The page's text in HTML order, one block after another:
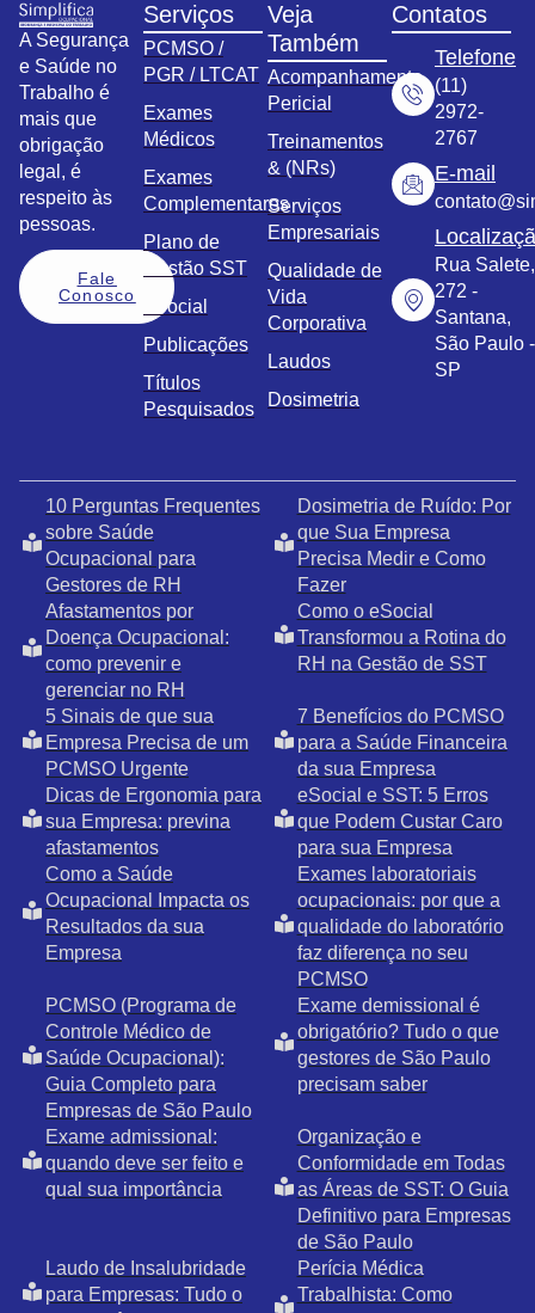
A Segurança
e Saúde no
Trabalho é
mais que
obrigação
legal, é
respeito às
pessoas.
Fale
Conosco
Serviços
PCMSO /
PGR / LTCAT
Exames
Médicos
Exames
Complementares
Plano de
Gestão SST
eSocial
Publicações
Títulos
Pesquisados
Veja
Também
Acompanhamento
Pericial
Treinamentos
& (NRs)
Serviços
Empresariais
Qualidade de
Vida
Corporativa
Laudos
Dosimetria
Contatos
Telefone
(11)
2972-
2767
E-mail
Rua Salete,
272 -
Santana,
São Paulo -
SP
10 Perguntas Frequentes
sobre Saúde
Ocupacional para
Gestores de RH
Dosimetria de Ruído: Por
que Sua Empresa
Precisa Medir e Como
Fazer
Afastamentos por
Doença Ocupacional:
como prevenir e
gerenciar no RH
Como o eSocial
Transformou a Rotina do
RH na Gestão de SST
5 Sinais de que sua
Empresa Precisa de um
PCMSO Urgente
7 Benefícios do PCMSO
para a Saúde Financeira
da sua Empresa
Dicas de Ergonomia para
sua Empresa: previna
afastamentos
eSocial e SST: 5 Erros
que Podem Custar Caro
para sua Empresa
Como a Saúde
Ocupacional Impacta os
Resultados da sua
Empresa
Exames laboratoriais
ocupacionais: por que a
qualidade do laboratório
faz diferença no seu
PCMSO
PCMSO (Programa de
Controle Médico de
Saúde Ocupacional):
Guia Completo para
Empresas de São Paulo
Exame demissional é
obrigatório? Tudo o que
gestores de São Paulo
precisam saber
Exame admissional:
quando deve ser feito e
qual sua importância
Organização e
Conformidade em Todas
as Áreas de SST: O Guia
Definitivo para Empresas
de São Paulo
Laudo de Insalubridade
para Empresas: Tudo o
Perícia Médica
Trabalhista: Como